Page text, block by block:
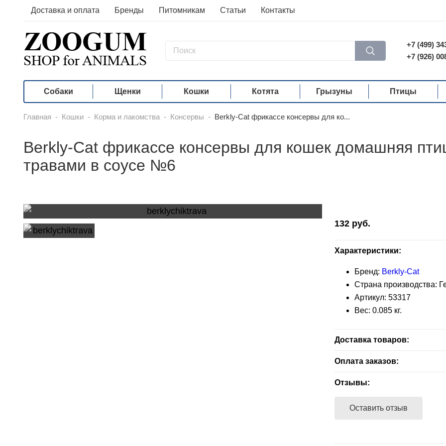
Доставка и оплата Бренды Питомникам Статьи Контакты
+7 (499)
+7 (926)
Собаки Щенки Кошки Котята Грызуны Птицы
Главная - Кошки - Корма и лакомства - Консервы - Berkly-Cat фрикассе консервы для ко...
Berkly-Cat фрикассе консервы для кошек домашняя
травами в соусе №6
132 руб.
Характеристики:
Бренд: Berkly-Cat
Страна производства:
Артикул: 53317
Вес: 0.085 кг.
Доставка товаров:
Бесплатная доставка —
доставляются партнерами —
Оплата заказов:
Расчет наличными - при
Расчет безналичный - при
Отзывы:
Оставить отзыв